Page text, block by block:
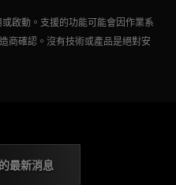
啟動。支援的功能可能會因作業系
商確認。沒有技術或產品是絕對安
最新消息